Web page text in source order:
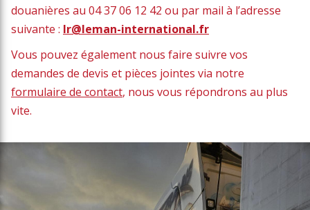
douanières au 04 37 06 12 42 ou par mail à l’adresse
suivante : lr@leman-international.fr
Vous pouvez également nous faire suivre vos
demandes de devis et pièces jointes via notre
formulaire de contact, nous vous répondrons au plus
vite.